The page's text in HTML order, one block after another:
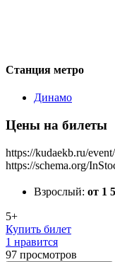
Станция метро
Динамо
Цены на билеты
https://kudaekb.ru/
https://schema.org/
Взрослый: от 1
5+
Купить билет
1 нравится
97 просмотров